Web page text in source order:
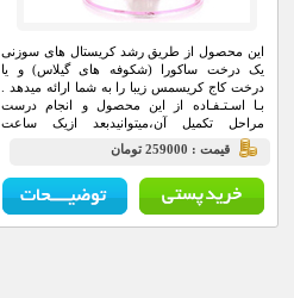
این محصول از طریق رشد کریستال های سوزنی
یک درخت ساکورا (شکوفه های گیلاس) و یا
درخت کاج کریسمس زیبا را به شما ارائه میدهد .
بـا اسـتـفـاده از این محصول و انجام درست
مراحل تکمیل آن،میتوانیدبعد ازیک ساعت
مشاهده کنیدکه یک درخت کاج کریسمس شروع
الی 24 ساعت که این زمان به دمای محیط بستگی
داره در جای مرطوب زمان طولانی تر خواهد بود
به یکدرخت ساکورا (شکوفه های گیلاس) و یا
درخت کاج کریسمسکامل تبدیل میشود.
قيمت : 259000 تومان